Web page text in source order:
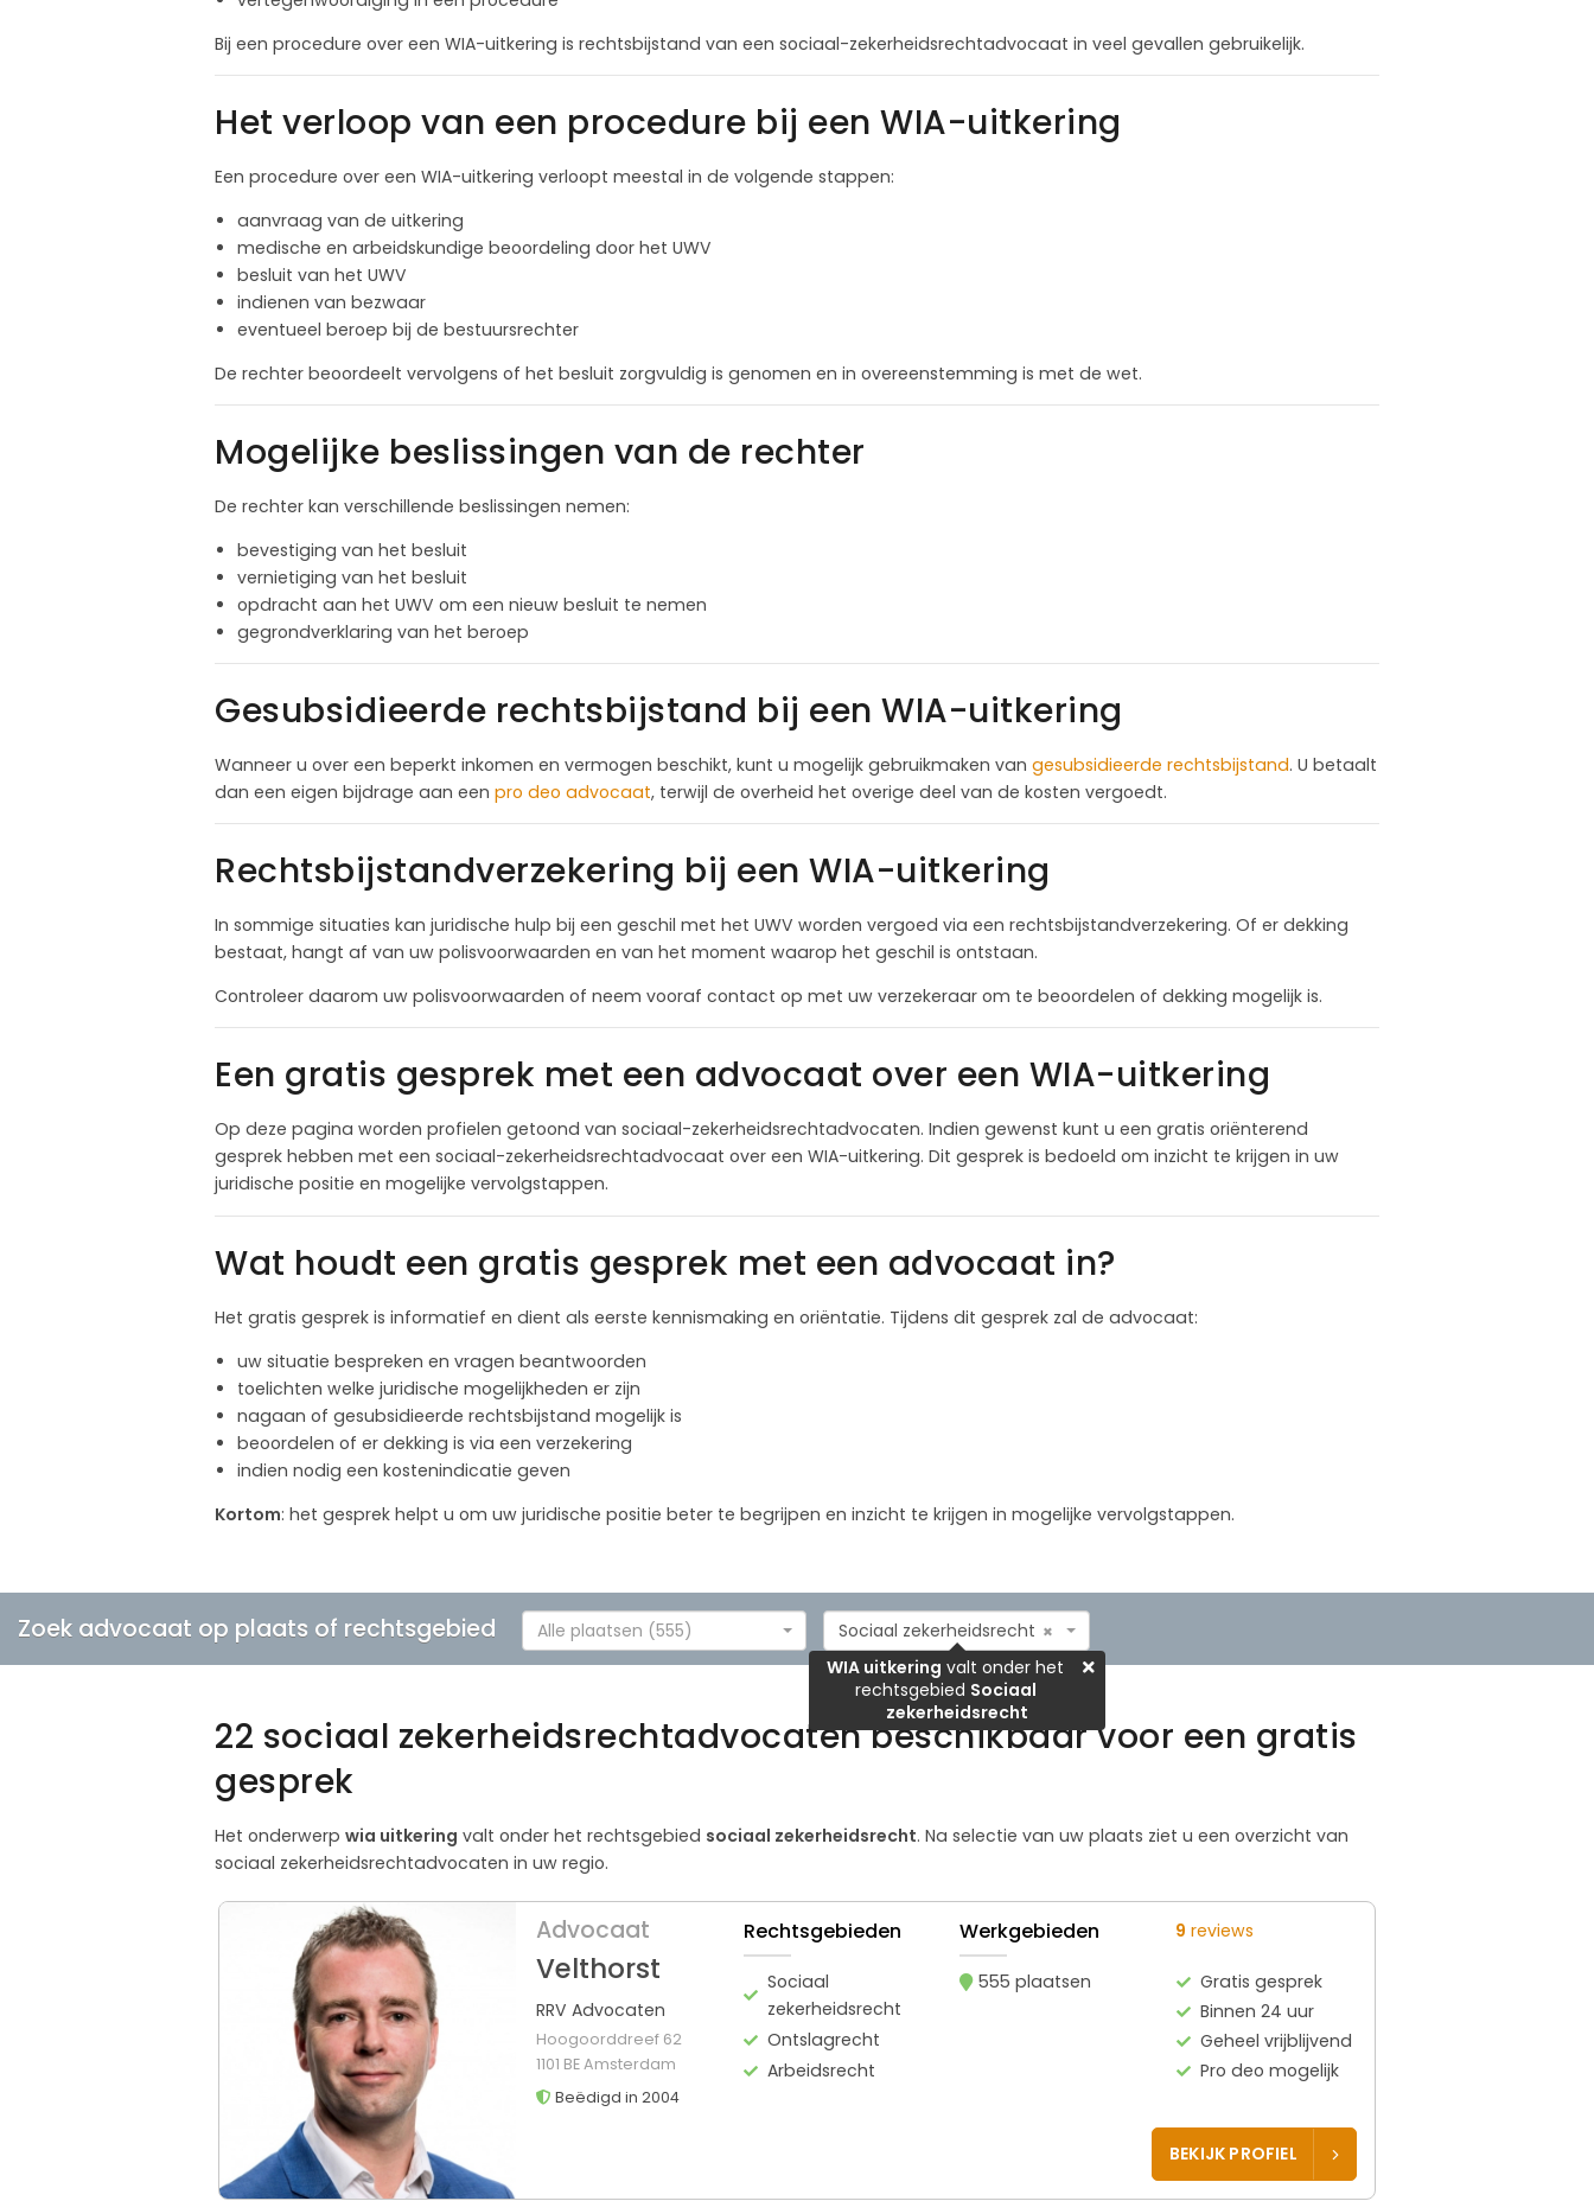
Bij een procedure over een WIA-uitkering is rechtsbijstand van een sociaal-zekerheidsrechtadvocaat in veel gevallen gebruikelijk.
Het verloop van een procedure bij een WIA-uitkering
Een procedure over een WIA-uitkering verloopt meestal in de volgende stappen:
aanvraag van de uitkering
medische en arbeidskundige beoordeling door het UWV
besluit van het UWV
indienen van bezwaar
eventueel beroep bij de bestuursrechter
De rechter beoordeelt vervolgens of het besluit zorgvuldig is genomen en in overeenstemming is met de wet.
Mogelijke beslissingen van de rechter
De rechter kan verschillende beslissingen nemen:
bevestiging van het besluit
vernietiging van het besluit
opdracht aan het UWV om een nieuw besluit te nemen
gegrondverklaring van het beroep
Gesubsidieerde rechtsbijstand bij een WIA-uitkering
Wanneer u over een beperkt inkomen en vermogen beschikt, kunt u mogelijk gebruikmaken van gesubsidieerde rechtsbijstand. U betaalt
dan een eigen bijdrage aan een pro deo advocaat, terwijl de overheid het overige deel van de kosten vergoedt.
Rechtsbijstandverzekering bij een WIA-uitkering
In sommige situaties kan juridische hulp bij een geschil met het UWV worden vergoed via een rechtsbijstandverzekering. Of er dekking
bestaat, hangt af van uw polisvoorwaarden en van het moment waarop het geschil is ontstaan.
Controleer daarom uw polisvoorwaarden of neem vooraf contact op met uw verzekeraar om te beoordelen of dekking mogelijk is.
Een gratis gesprek met een advocaat over een WIA-uitkering
Op deze pagina worden profielen getoond van sociaal-zekerheidsrechtadvocaten. Indien gewenst kunt u een gratis oriënterend
gesprek hebben met een sociaal-zekerheidsrechtadvocaat over een WIA-uitkering. Dit gesprek is bedoeld om inzicht te krijgen in uw
juridische positie en mogelijke vervolgstappen.
Wat houdt een gratis gesprek met een advocaat in?
Het gratis gesprek is informatief en dient als eerste kennismaking en oriëntatie. Tijdens dit gesprek zal de advocaat:
uw situatie bespreken en vragen beantwoorden
toelichten welke juridische mogelijkheden er zijn
nagaan of gesubsidieerde rechtsbijstand mogelijk is
beoordelen of er dekking is via een verzekering
indien nodig een kostenindicatie geven
Kortom: het gesprek helpt u om uw juridische positie beter te begrijpen en inzicht te krijgen in mogelijke vervolgstappen.
Zoek advocaat op plaats of rechtsgebied Alle plaatsen (555) ×
Sociaal zekerheidsrecht
WIA uitkering valt onder het
rechtsgebied Sociaal
zekerheidsrecht
22 sociaal zekerheidsrechtadvocaten beschikbaar voor een gratis
gesprek
Het onderwerp wia uitkering valt onder het rechtsgebied sociaal zekerheidsrecht. Na selectie van uw plaats ziet u een overzicht van
sociaal zekerheidsrechtadvocaten in uw regio.
Advocaat
Velthorst
RRV Advocaten
Hoogoorddreef 62
1101 BE Amsterdam
Beëdigd in 2004
Rechtsgebieden
Sociaal
zekerheidsrecht
Ontslagrecht
Arbeidsrecht
Werkgebieden
555 plaatsen
9 reviews
Gratis gesprek
Binnen 24 uur
Geheel vrijblijvend
Pro deo mogelijk
BEKIJK PROFIEL